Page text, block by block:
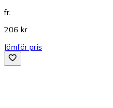
fr.
206 kr
Jämför pris